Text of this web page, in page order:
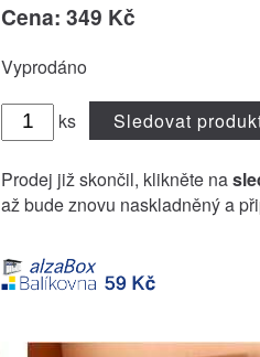
Cena: 349 Kč
Vyprodáno
ks Sledovat
Prodej již skončil, klikněte na
až bude znovu naskladněný a